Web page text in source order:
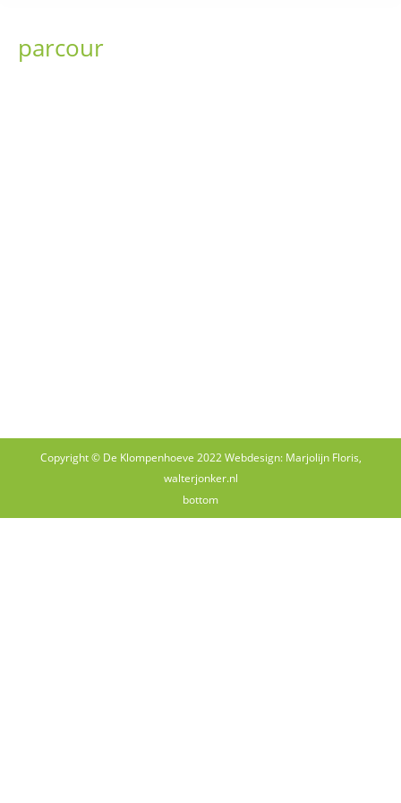
parcour
Copyright © De Klompenhoeve 2022 Webdesign: Marjolijn Floris,
walterjonker.nl
bottom